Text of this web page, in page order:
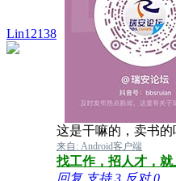
Lin12138
这是干嘛的，卖书的
来自: Android客户端
找工作，招人才，就
回复 支持3 反对0